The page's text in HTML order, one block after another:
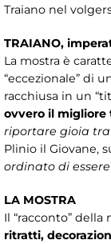
Traiano nel
TRAIANO,
La mostra è
“eccezionale” di
racchiusa in un
ovvero il migliore
riportare gioia
Plinio il Giovane,
ordinato di
LA MOSTRA
Il “racconto”
ritratti,